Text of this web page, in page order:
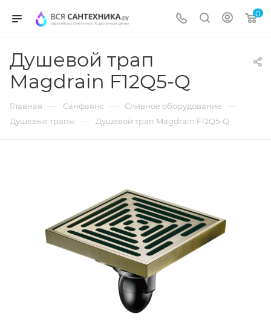
0
Душевой трап
Magdrain F12Q5-Q
Главная — Санфаянс — Сливное оборудование —
Душевые трапы — Душевой трап Magdrain F12Q5-Q